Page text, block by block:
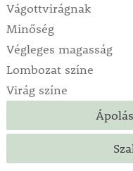
Vágottvirágnak
Minőség
Végleges magasság
Lombozat színe
Virág színe